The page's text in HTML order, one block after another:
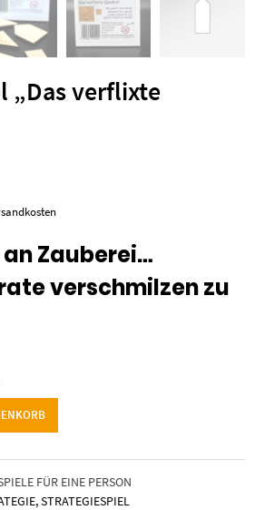
„Das verflixte
Zauberei…
verschmilzen zu
FÜR EINE PERSON
,STRATEGIESPIEL